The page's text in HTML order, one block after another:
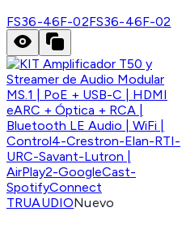
FS36-46F-02FS36-46F-02
TRUAUDIONuevo